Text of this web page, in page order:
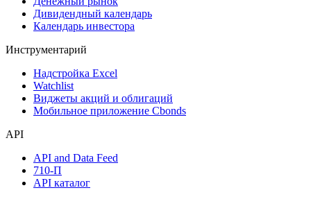
Дивидендный календарь
Календарь инвестора
Инструментарий
Надстройка Excel
Watchlist
Виджеты акций и облигаций
Мобильное приложение Cbonds
API
API and Data Feed
710-П
API каталог